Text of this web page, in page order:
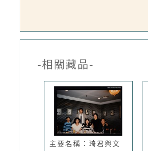
-相關藏品-
主要名稱：琦君與文